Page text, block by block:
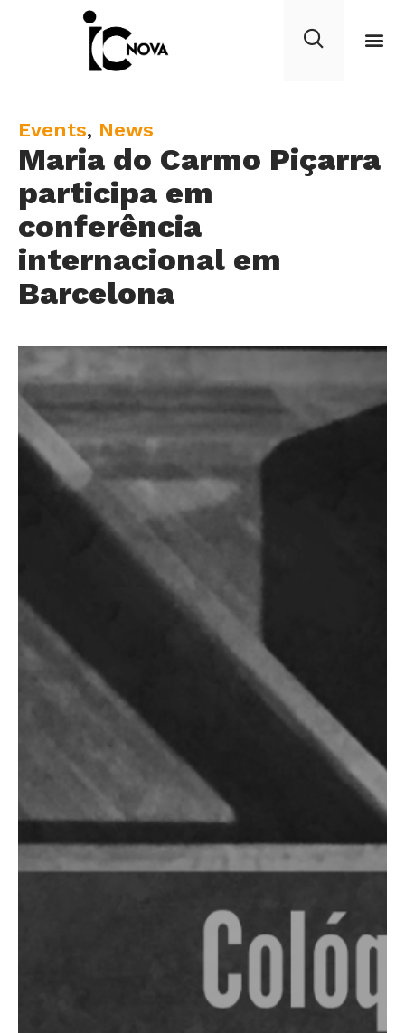
Maria do Carmo Piçarra
participa em
conferência
internacional em
Barcelona
C
a
e
g
o
r
y
Events, News